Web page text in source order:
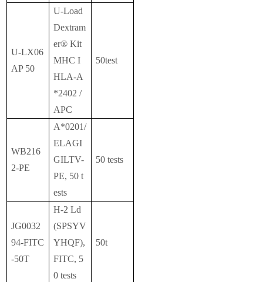
U-LX06
AP 50
U-Load
Dextram
er® Kit
MHC I
HLA-A
*2402 /
APC
50test
WB216
2-PE
A*0201/
ELAGI
GILTV-
PE, 50 t
ests
50 tests
JG0032
94-FITC
-50T
H-2 Ld
(SPSYV
YHQF),
FITC, 5
0 tests
50t